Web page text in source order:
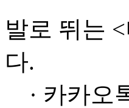
발로 뛰는
다.
· 카카오